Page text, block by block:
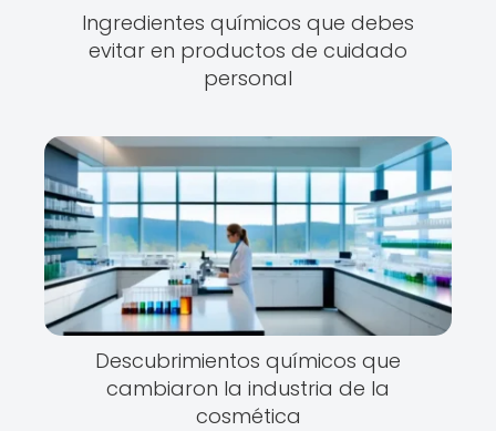
Ingredientes químicos que debes
evitar en productos de cuidado
personal
Descubrimientos químicos que
cambiaron la industria de la
cosmética